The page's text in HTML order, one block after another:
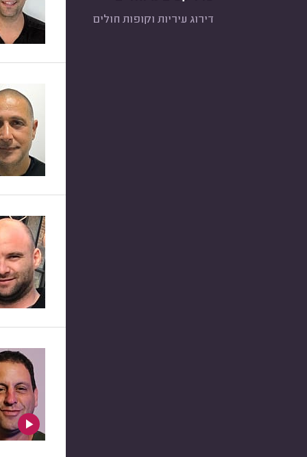
דירוג עיריות וקופות חולים